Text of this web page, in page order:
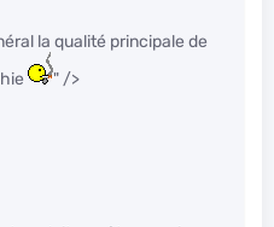
la qualité principale de
" />